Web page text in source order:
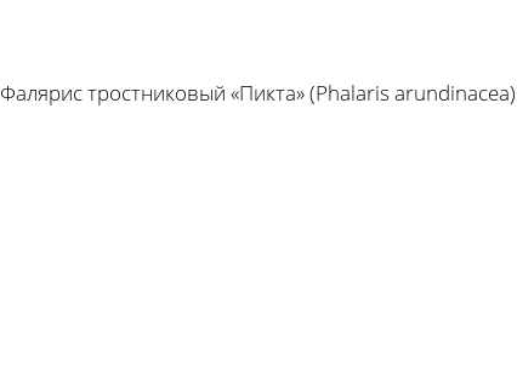
Фалярис тростниковый «Пикта» (Phalaris arundinacea)